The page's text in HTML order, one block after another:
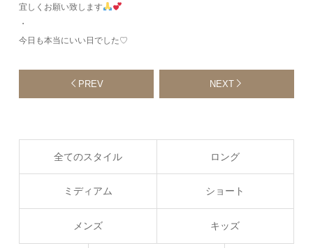
宜しくお願い致します
・
今日も本当にいい日でした♡
PREV NEXT
全てのスタイル ロング
ミディアム ショート
メンズ キッズ